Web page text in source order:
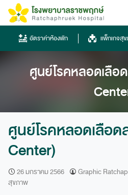
Skip
content
โทรศัพท์
ไทย
ไทย
English
Chinese
อัตราค่าห้องพัก แพ็กเกจสุ
ศูนย์โรคหลอดเลือ
ศูนย์โรคหลอดเลือ
Center)
26 มกราคม 2566 Graphic
สุขภาพ